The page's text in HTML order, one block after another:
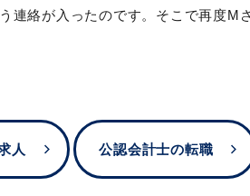
絡が入ったのです。そこで再度
人 公認会計士の転職